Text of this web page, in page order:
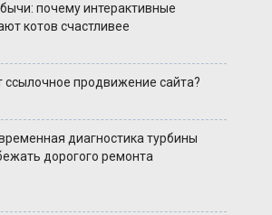
почему интерактивные
котов счастливее
ссылочное продвижение сайта?
диагностика турбины
дорогого ремонта